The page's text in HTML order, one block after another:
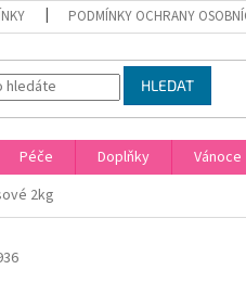
PODMÍNKY OCHRANY
HLEDAT
Péče Doplňky Vánoce
2kg